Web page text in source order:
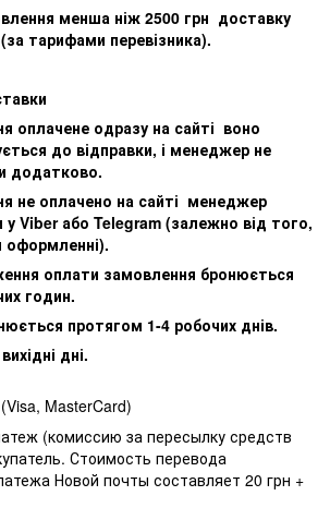
менша ніж 2500 грн доставку
тарифами перевізника).
оплачене одразу на сайті воно
до відправки, і менеджер не
додатково.
не оплачено на сайті менеджер
у Viber або Telegram (залежно від того,
оформленні).
оплати замовлення бронюється
годин.
протягом 1-4 робочих днів.
дні.
MasterCard)
(комиссию за пересылку средств
Стоимость перевода
Новой почты составляет 20 грн +